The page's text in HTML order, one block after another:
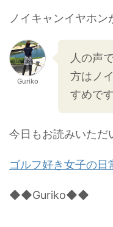
ノイキャンイヤホン
Guriko
人の声
方はノ
すめで
今日もお読みいただ
ゴルフ好き女子の日
◆◆Guriko◆◆